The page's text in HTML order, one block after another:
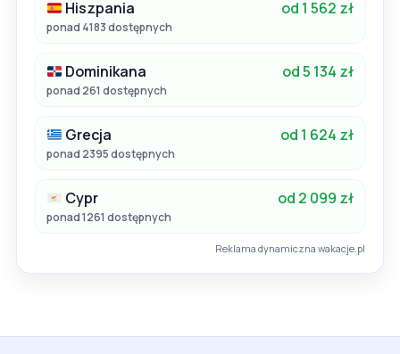
Hiszpania od 1 562 zł
ponad 4183 dostępnych
Dominikana od 5 134 zł
ponad 261 dostępnych
Grecja od 1 624 zł
ponad 2395 dostępnych
Cypr od 2 099 zł
ponad 1261 dostępnych
Reklama dynamiczna wakacje.pl